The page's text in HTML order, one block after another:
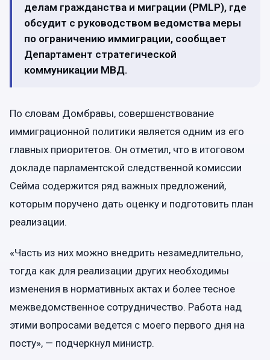
делам гражданства и миграции (PMLP), где
обсудит с руководством ведомства меры
по ограничению иммиграции, сообщает
Департамент стратегической
коммуникации МВД.
По словам Домбравы, совершенствование
иммиграционной политики является одним из его
главных приоритетов. Он отметил, что в итоговом
докладе парламентской следственной комиссии
Сейма содержится ряд важных предложений,
которым поручено дать оценку и подготовить план
реализации.
«Часть из них можно внедрить незамедлительно,
тогда как для реализации других необходимы
изменения в нормативных актах и более тесное
межведомственное сотрудничество. Работа над
этими вопросами ведется с моего первого дня на
посту», — подчеркнул министр.